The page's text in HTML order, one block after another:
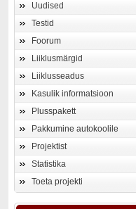
Uudised
Testid
Foorum
Liiklusmärgid
Liiklusseadus
Kasulik informatsioon
Plusspakett
Pakkumine autokoolile
Projektist
Statistika
Toeta projekti